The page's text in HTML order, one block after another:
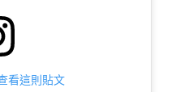
看這則貼文